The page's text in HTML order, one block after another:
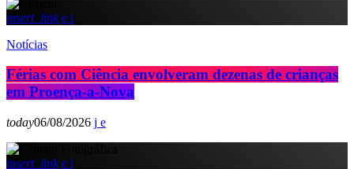
insert_link
Notícias
Férias com Ciência envolveram dezenas de crianças
em Proença-a-Nova
today06/08/2026
insert_link